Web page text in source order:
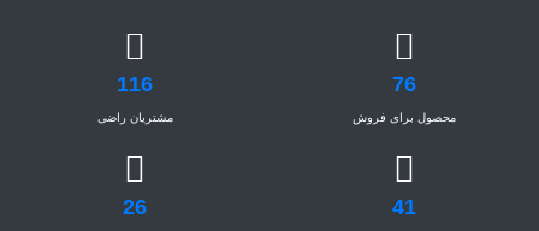
76
محصول برای فروش
116
مشتریان راضی
41
26